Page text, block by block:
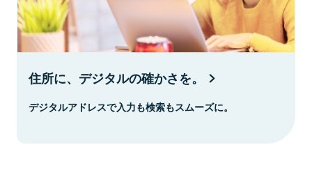
住所に、デジタルの確かさを。
デジタルアドレスで入力も検索もスムーズに。